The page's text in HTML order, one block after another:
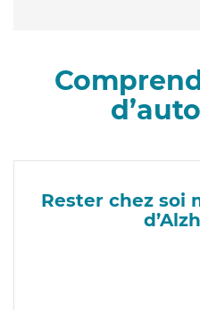
Rester chez soi